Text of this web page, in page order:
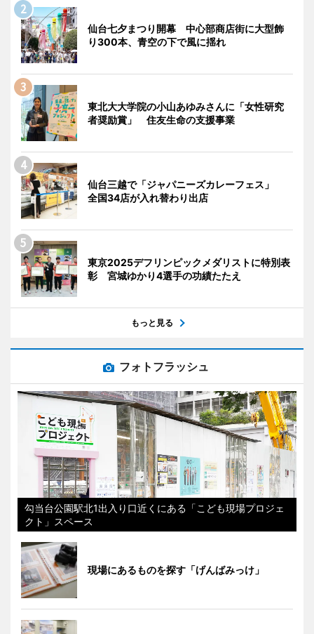
仙台七夕まつり開幕 中心部商店街に大型飾
り300本、青空の下で風に揺れ
東北大大学院の小山あゆみさんに「女性研究
者奨励賞」 住友生命の支援事業
仙台三越で「ジャパニーズカレーフェス」
全国34店が入れ替わり出店
東京2025デフリンピックメダリストに特別表
彰 宮城ゆかり4選手の功績たたえ
もっと見る
フォトフラッシュ
勾当台公園駅北1出入り口近くにある「こども現場プロジェ
クト」スペース
現場にあるものを探す「げんばみっけ」